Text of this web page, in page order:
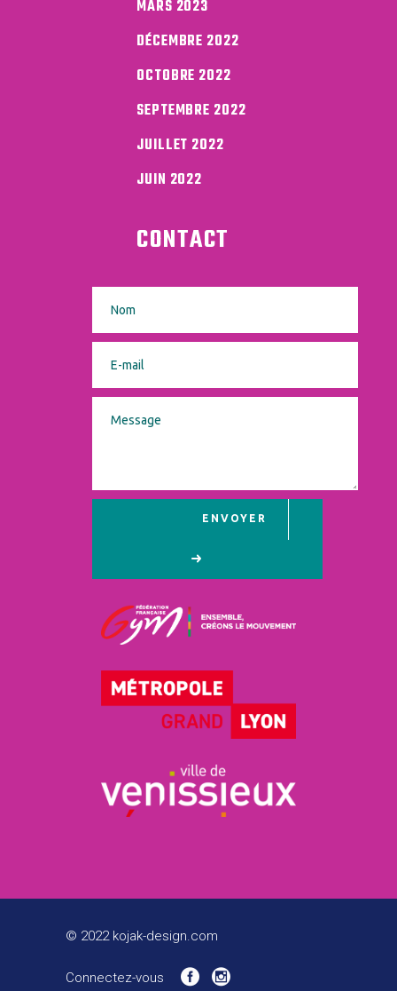
MARS 2023
DÉCEMBRE 2022
OCTOBRE 2022
SEPTEMBRE 2022
JUILLET 2022
JUIN 2022
CONTACT
ENVOYER
© 2022 kojak-design.com
Connectez-vous